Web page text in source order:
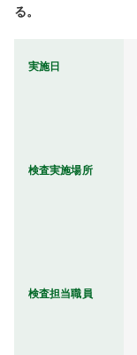
る。
実施日
検査実施場所
検査担当職員